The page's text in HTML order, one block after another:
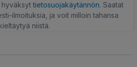
hyväksyttietosuojakäytännön. Saatat
ilmoituksia, ja voit milloin tahansa
niistä.